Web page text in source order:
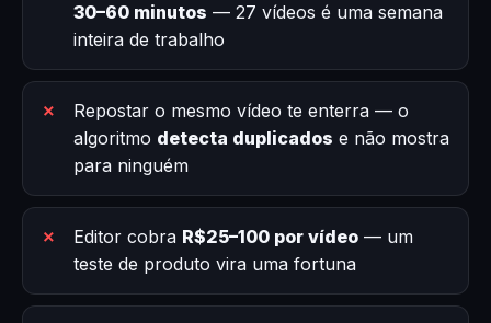
30–60 minutos — 27 vídeos é uma semana
inteira de trabalho
Repostar o mesmo vídeo te enterra — o
algoritmo detecta duplicados e não mostra
para ninguém
Editor cobra R$25–100 por vídeo — um
teste de produto vira uma fortuna